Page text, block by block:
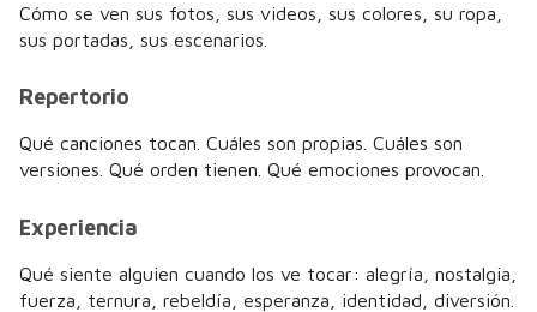
Cómo se ven sus fotos, sus videos, sus colores, su ropa,
sus portadas, sus escenarios.
Repertorio
Qué canciones tocan. Cuáles son propias. Cuáles son
versiones. Qué orden tienen. Qué emociones provocan.
Experiencia
Qué siente alguien cuando los ve tocar: alegría, nostalgia,
fuerza, ternura, rebeldía, esperanza, identidad, diversión.